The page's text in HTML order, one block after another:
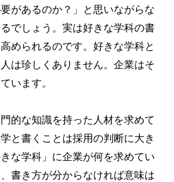
があるのか？」と思いながらな
でしょう。実は好きな学科の書
められるのです。好きな学科と
は珍しくありません。企業はそ
います。
的な知識を持った人材を求めて
と書くことは採用の判断に大き
な学科」に企業が何を求めてい
書き方が分からなければ意味は